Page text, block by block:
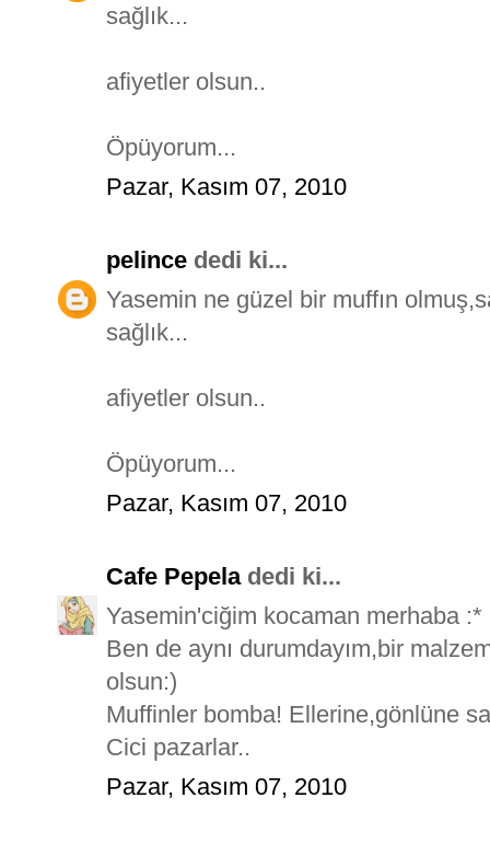
sağlık...
afiyetler olsun..
Öpüyorum...
Pazar, Kasım 07, 2010
pelince dedi ki...
Yasemin ne güzel bir muffın
sağlık...
afiyetler olsun..
Öpüyorum...
Pazar, Kasım 07, 2010
Cafe Pepeladedi ki...
Yasemin'ciğim kocaman merhaba :*
Ben de aynı durumdayım,bir
olsun:)
Muffinler bomba! Ellerine,gönlüne
Cici pazarlar..
Pazar, Kasım 07, 2010